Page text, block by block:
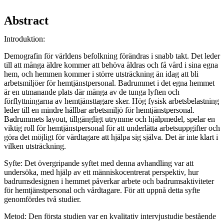
Abstract
Introduktion:
Demografin för världens befolkning förändras i snabb takt. Det leder
till att många äldre kommer att behöva åldras och få vård i sina egna
hem, och hemmen kommer i större utsträckning än idag att bli
arbetsmiljöer för hemtjänstpersonal. Badrummet i det egna hemmet
är en utmanande plats där många av de tunga lyften och
förflyttningarna av hemtjänsttagare sker. Hög fysisk arbetsbelastning
leder till en mindre hållbar arbetsmiljö för hemtjänstpersonal.
Badrummets layout, tillgängligt utrymme och hjälpmedel, spelar en
viktig roll för hemtjänstpersonal för att underlätta arbetsuppgifter och
göra det möjligt för vårdtagare att hjälpa sig själva. Det är inte klart i
vilken utsträckning.
Syfte: Det övergripande syftet med denna avhandling var att
undersöka, med hjälp av ett människocentrerat perspektiv, hur
badrumsdesignen i hemmet påverkar arbete och badrumsaktiviteter
för hemtjänstpersonal och vårdtagare. För att uppnå detta syfte
genomfördes två studier.
Metod: Den första studien var en kvalitativ intervjustudie bestående